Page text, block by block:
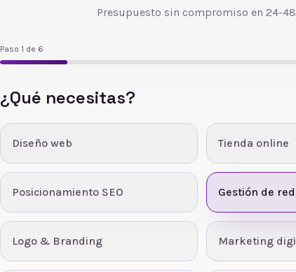
Presupuesto sin compromiso en 24-
Paso 1 de 6
¿Qué necesitas?
Diseño web Tienda online
Posicionamiento SEO Gestión de
Logo & Branding Marketing